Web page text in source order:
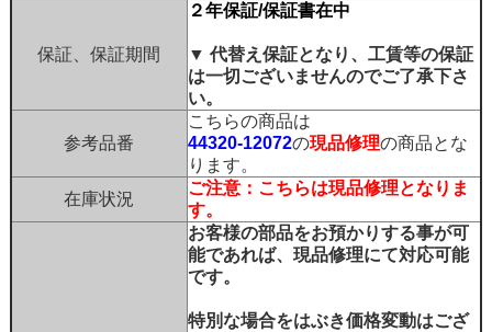
保証、保証期間
２年保証/保証書在中
▼ 代替え保証となり、工賃等の保証
は一切ございませんのでご了承下さ
い。
参考品番
こちらの商品は
44320-12072の現品修理の商品とな
ります。
在庫状況
ご注意：こちらは現品修理となりま
す。
お客様の部品をお預かりする事が可
能であれば、現品修理にて対応可能
です。
特別な場合をはぶき価格変動はござ